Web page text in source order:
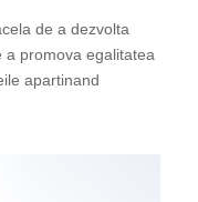
de a dezvolta
a promova egalitatea
apartinand